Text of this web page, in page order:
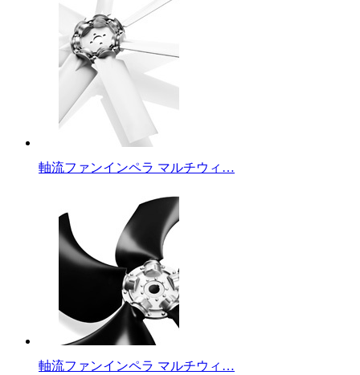
軸流ファンインペラ マルチウィ…
軸流ファンインペラ マルチウィ…